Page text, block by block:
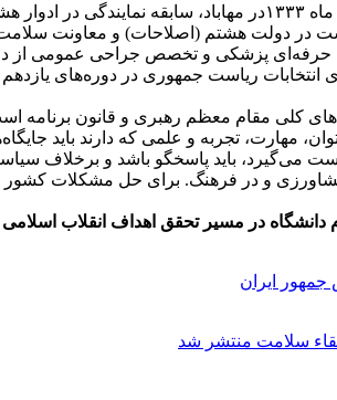
در دولت هشتم (اصلاحات) و معاونت
حرفه‌ای پزشکی و تخصص جراحی عمومی از
در دوره‌های یازدهم (سال ۱۳۹۲) و سیزدهم(سال ۱۴۰۰) نام نویسی
مقام معظم رهبری و قانون برنامه است
مهارت، تجربه و علمی که دارند باید
می‌گیرد، باید پاسخگو باشد و برخلاف
و در فرهنگ. برای حل مشکلات کشور
دانشگاه در مسیر تحقق اهداف انقلاب
جمهور ایران
سلامت منتشر شد